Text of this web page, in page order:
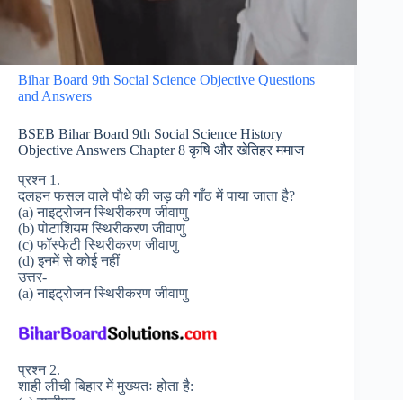
Bihar Board 9th Social Science Objective Questions
and Answers
BSEB Bihar Board 9th Social Science History
Objective Answers Chapter 8 कृषि और खेतिहर ममाज
प्रश्न 1.
दलहन फसल वाले पौधे की जड़ की गाँठ में पाया जाता है?
(a) नाइट्रोजन स्थिरीकरण जीवाणु
(b) पोटाशियम स्थिरीकरण जीवाणु
(c) फॉस्फेटी स्थिरीकरण जीवाणु
(d) इनमें से कोई नहीं
उत्तर-
(a) नाइट्रोजन स्थिरीकरण जीवाणु
प्रश्न 2.
शाही लीची बिहार में मुख्यतः होता है: